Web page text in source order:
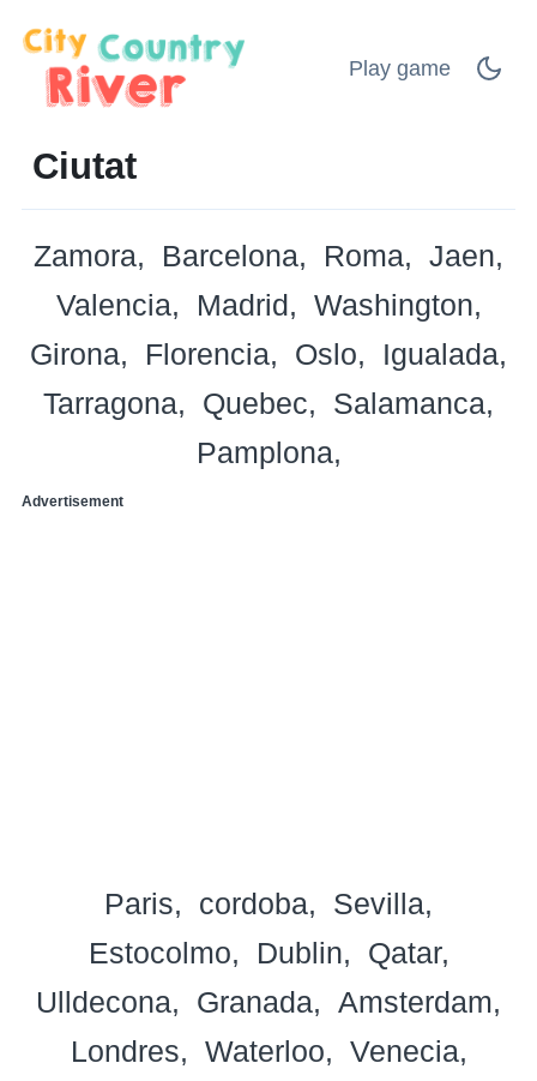
Play game
Ciutat
Zamora Barcelona Roma
Jaen
Valencia
Madrid
Washington
Girona
Florencia Oslo
Igualada
Tarragona
Quebec
Salamanca
Pamplona
Advertisement
Paris cordoba
Sevilla
Estocolmo
Dublin
Qatar
Ulldecona
Granada
Amsterdam
Londres
Waterloo
Venecia